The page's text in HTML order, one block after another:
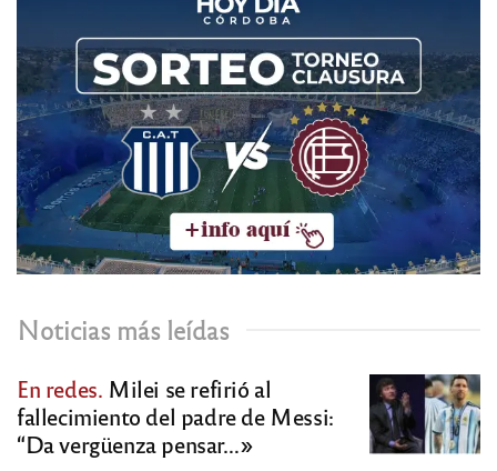
Noticias más leídas
En redes. Milei se refirió al
fallecimiento del padre de Messi:
“Da vergüenza pensar…»